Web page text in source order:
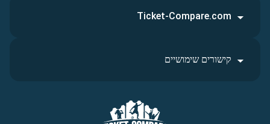
Ticket-Compare.com
קישורים שימושיים